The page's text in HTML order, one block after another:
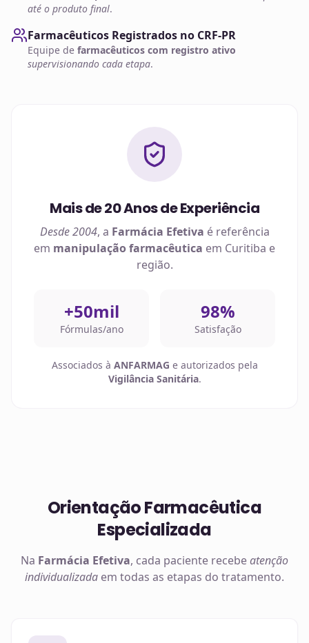
até o produto final.
Farmacêuticos Registrados no CRF-PR
Equipe de farmacêuticos com registro ativo
supervisionando cada etapa.
Mais de 20 Anos de Experiência
Desde 2004, a Farmácia Efetiva é referência
em manipulação farmacêutica em Curitiba e
região.
+50mil
Fórmulas/ano
98%
Satisfação
Associados à ANFARMAG e autorizados pela
Vigilância Sanitária.
Orientação Farmacêutica
Especializada
Na Farmácia Efetiva, cada paciente recebeatenção
individualizada em todas as etapas do tratamento.